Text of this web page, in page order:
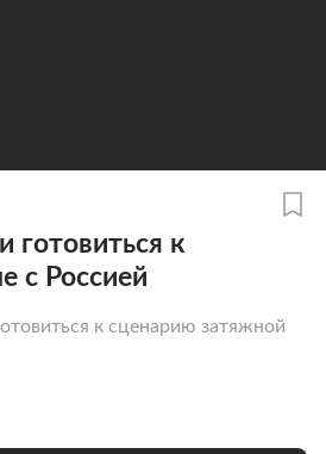
готовиться к
с Россией
к сценарию затяжной